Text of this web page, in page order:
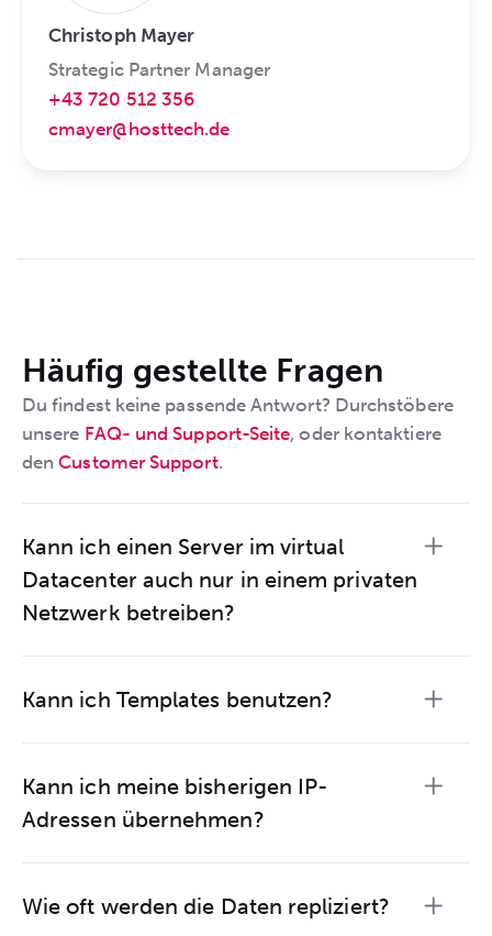
Christoph Mayer
Strategic Partner Manager
+43 720 512 356
cmayer@hosttech.de
Häufig gestellte Fragen
Du findest keine passende Antwort? Durchstöbere
unsere FAQ- und Support-Seite, oder kontaktiere
denCustomer Support.
Kann ich einen Server im virtual
Datacenter auch nur in einem privaten
Netzwerk betreiben?
Kann ich Templates benutzen?
Kann ich meine bisherigen IP-
Adressen übernehmen?
Wie oft werden die Daten repliziert?